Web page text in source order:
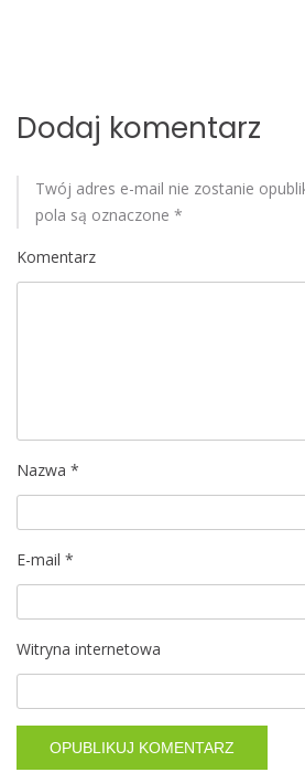
s
u
Dodaj komentarz
Twój adres e-mail nie zostanie
pola są oznaczone *
Komentarz
Nazwa *
E-mail *
Witryna internetowa